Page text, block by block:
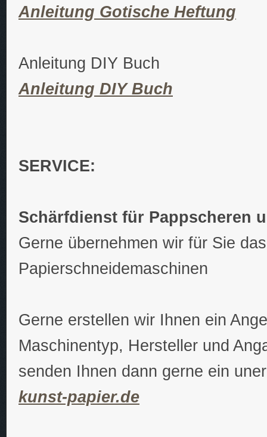
Anleitung Gotische Heftung
Anleitung DIY Buch
Anleitung DIY Buch
SERVICE:
Schärfdienst für Pappscheren
Gerne übernehmen wir für Sie
Papierschneidemaschinen
Gerne erstellen wir Ihnen ein
Maschinentyp, Hersteller und
senden Ihnen dann gerne ein
kunst-papier.de